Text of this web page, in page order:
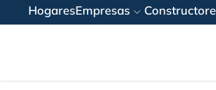
HogaresEmpresas